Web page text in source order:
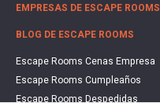
EMPRESAS DE ESCAPE ROOMS
BLOG DE ESCAPE ROOMS
Escape Rooms Cenas Empresa
Escape Rooms Cumpleaños
Escape Rooms Despedidas